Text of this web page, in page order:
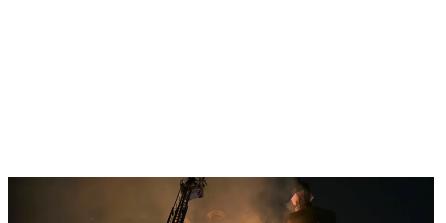
Успенський собор Києво-Печерської лаври після російської атаки по Києву, 15 червня 2026 року
Тетяна Бережна / Facebook
Державна служба України з етнополітики та свободи совісті опублікувала заклик до духовенства і